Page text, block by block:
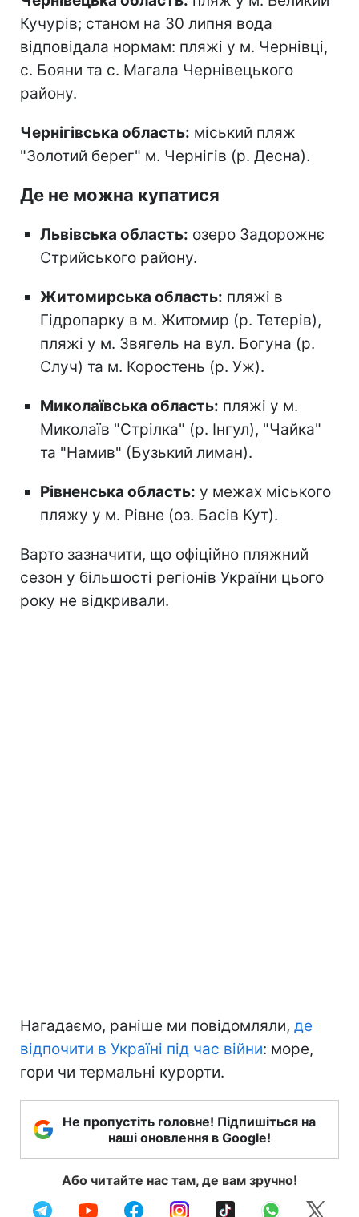
Кучурів; станом на 30 липня вода
відповідала нормам: пляжі у м. Чернівці,
с. Бояни та с. Магала Чернівецького
району.
Чернігівська область: міський пляж
"Золотий берег" м. Чернігів (р. Десна).
Де не можна купатися
Львівська область: озеро Задорожнє
Стрийського району.
Житомирська область: пляжі в
Гідропарку в м. Житомир (р. Тетерів),
пляжі у м. Звягель на вул. Богуна (р.
Случ) та м. Коростень (р. Уж).
Миколаївська область: пляжі у м.
Миколаїв "Стрілка" (р. Інгул), "Чайка"
та "Намив" (Бузький лиман).
Рівненська область: у межах міського
пляжу у м. Рівне (оз. Басів Кут).
Варто зазначити, що офіційно пляжний
сезон у більшості регіонів України цього
року не відкривали.
Нагадаємо, раніше ми повідомляли, де
відпочити в Україні під час війни: море,
гори чи термальні курорти.
Не пропустіть головне! Підпишіться на
наші оновлення в Google!
Або читайте нас там, де вам зручно!